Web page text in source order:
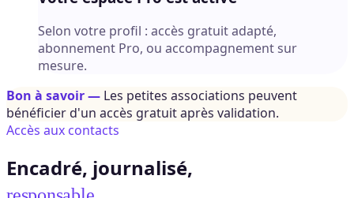
Selon votre profil : accès gratuit adapté,
abonnement Pro, ou accompagnement sur
mesure.
Bon à savoir — Les petites associations peuvent
bénéficier d'un accès gratuit après validation.
Accès aux contacts
Encadré, journalisé,